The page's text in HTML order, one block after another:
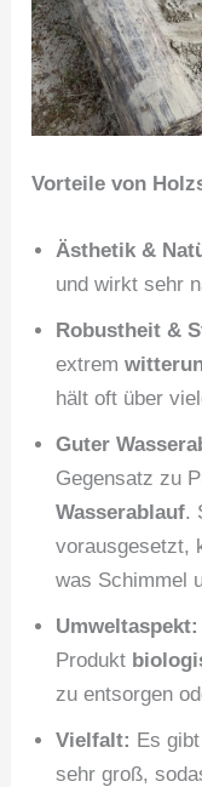
Vorteile von
Ästhetik &
und wirkt sehr
Robustheit &
extrem
hält oft über
Guter
Gegensatz zu
Wasserablauf.
vorausgesetzt,
was Schimmel
Umweltaspekt:
Produkt
zu entsorgen
Vielfalt: Es
sehr groß,